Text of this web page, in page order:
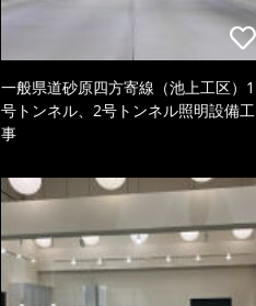
一般県道砂原四方寄線（池上工区）1
号トンネル、2号トンネル照明設備工
事